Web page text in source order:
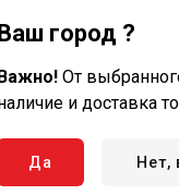
систем.
норм и
переработка
город ?
От
и доставка
Да Нет,